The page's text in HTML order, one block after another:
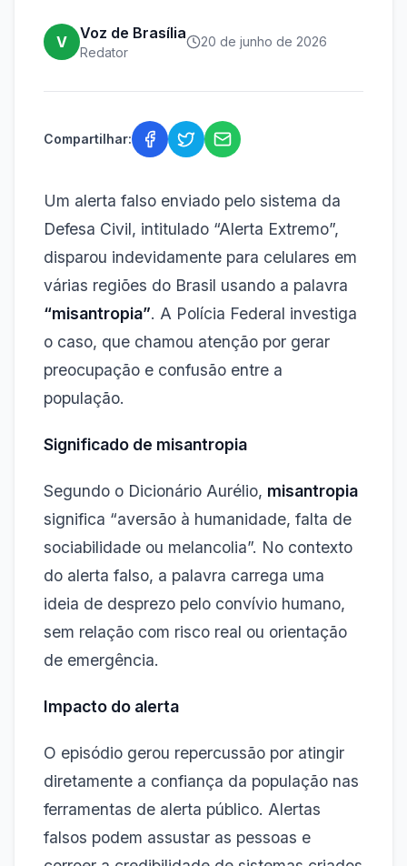
V Voz de Brasília
Redator
20 de junho de 2026
Compartilhar:
Um alerta falso enviado pelo sistema da
Defesa Civil, intitulado “Alerta Extremo”,
disparou indevidamente para celulares em
várias regiões do Brasil usando a palavra
“misantropia”. A Polícia Federal investiga
o caso, que chamou atenção por gerar
preocupação e confusão entre a
população.
Significado de misantropia
Segundo o Dicionário Aurélio, misantropia
significa “aversão à humanidade, falta de
sociabilidade ou melancolia”. No contexto
do alerta falso, a palavra carrega uma
ideia de desprezo pelo convívio humano,
sem relação com risco real ou orientação
de emergência.
Impacto do alerta
O episódio gerou repercussão por atingir
diretamente a confiança da população nas
ferramentas de alerta público. Alertas
falsos podem assustar as pessoas e